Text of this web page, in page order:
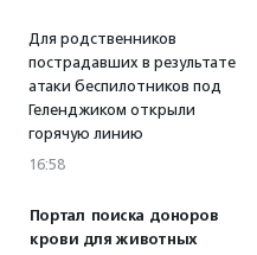
Для родственников
пострадавших в результате
атаки беспилотников под
Геленджиком открыли
горячую линию
16:58
Портал поиска доноров
крови для животных